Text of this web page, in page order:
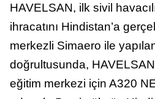
HAVELSAN, ilk sivil
ihracatını Hindistan’a
merkezli Simaero ile
doğrultusunda,
eğitim merkezi için A320